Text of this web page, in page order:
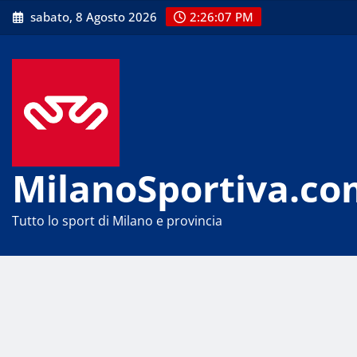
Skip
to
sabato, 8 Agosto 2026 2:26:07 PM
Tutto lo sport di Milano e provincia